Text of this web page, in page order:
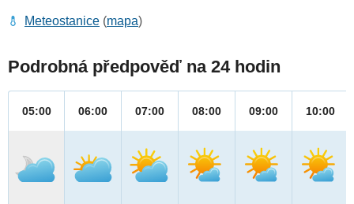
Meteostanice (mapa)
Podrobná předpověď na 24 hodin
05:00 06:00 07:00 08:00 09:00 10:00